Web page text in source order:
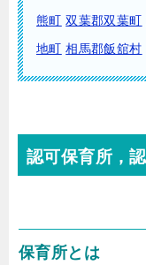
熊町 双葉郡双葉町
地町 相馬郡飯舘村
認可保育所，
保育所とは